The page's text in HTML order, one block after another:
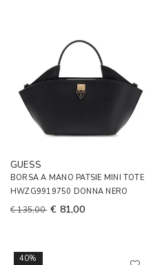
GUESS
BORSA A MANO PATSIE MINI TOTE
HWZG9919750 DONNA NERO
€ 135,00 € 81,00
40%